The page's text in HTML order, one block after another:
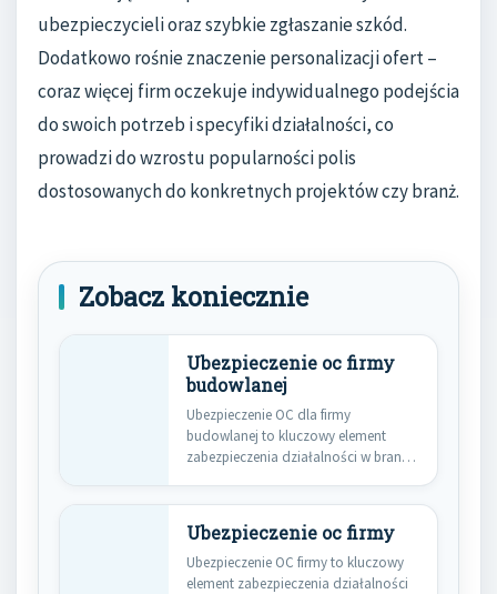
ubezpieczycieli oraz szybkie zgłaszanie szkód.
Dodatkowo rośnie znaczenie personalizacji ofert –
coraz więcej firm oczekuje indywidualnego podejścia
do swoich potrzeb i specyfiki działalności, co
prowadzi do wzrostu popularności polis
dostosowanych do konkretnych projektów czy branż.
Zobacz koniecznie
Ubezpieczenie oc firmy
budowlanej
Ubezpieczenie OC dla firmy
budowlanej to kluczowy element
zabezpieczenia działalności w branży
Ubezpieczenie oc firmy
Ubezpieczenie OC firmy to kluczowy
element zabezpieczenia działalności